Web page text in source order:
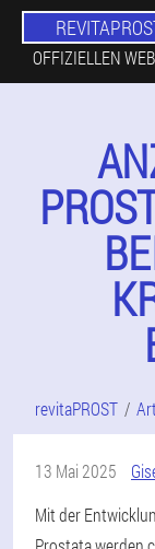
OFFIZIELLEN
revitaPROST
13 Mai 2025
Mit der